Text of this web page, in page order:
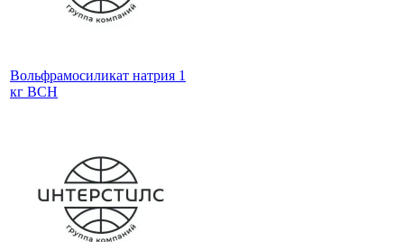
Вольфрамосиликат натрия 1
кг ВСН